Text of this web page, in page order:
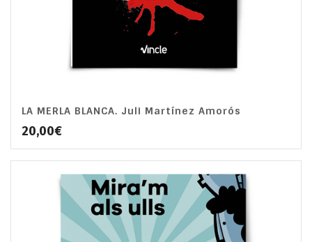
4.00
LA MERLA BLANCA. Juli Martínez Amorós
20,00€